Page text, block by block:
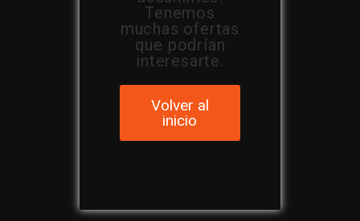
Tenemos
muchas ofertas
que podrían
interesarte.
Volver al
inicio